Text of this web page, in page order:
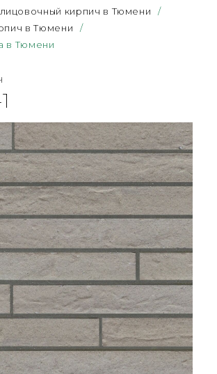
кирпич в Тюмени
/
в Тюмени
/
в Тюмени